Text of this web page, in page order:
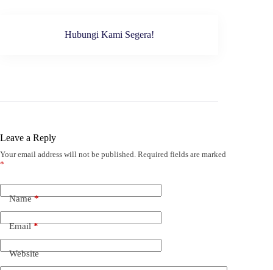
Hubungi Kami Segera!
Leave a Reply
Your email address will not be published. Required fields are marked
*
Name*
Email*
Website